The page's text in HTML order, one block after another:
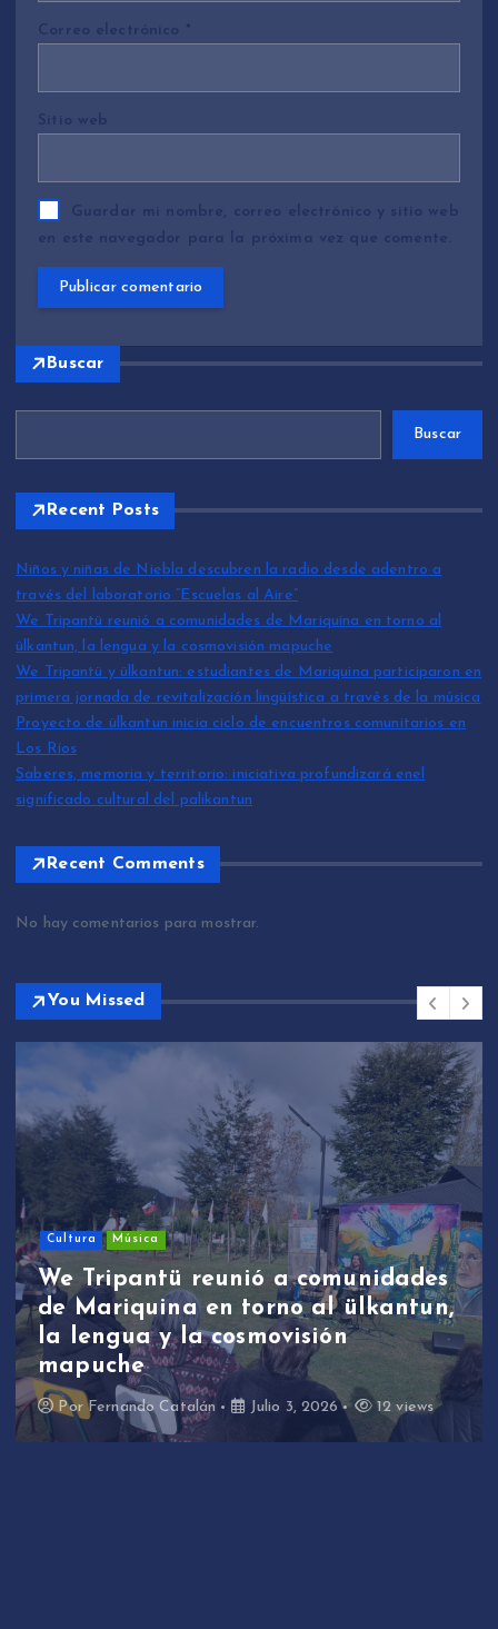
Correo electrónico *
Sitio web
Guardar mi nombre, correo electrónico y sitio web
en este navegador para la próxima vez que comente.
Buscar
Buscar
Recent Posts
Niños y niñas de Niebla descubren la radio desde adentro a
través del laboratorio “Escuelas al Aire”
We Tripantü reunió a comunidades de Mariquina en torno al
ülkantun, la lengua y la cosmovisión mapuche
We Tripantü y ülkantun: estudiantes de Mariquina participaron en
primera jornada de revitalización lingüística a través de la música
Proyecto de ülkantun inicia ciclo de encuentros comunitarios en
Los Ríos
Saberes, memoria y territorio: iniciativa profundizará enel
significado cultural del palikantun
Recent Comments
No hay comentarios para mostrar.
You Missed
Cultura Música
We Tripantü reunió a comunidades
de Mariquina en torno al ülkantun,
la lengua y la cosmovisión
mapuche
PorFernando Catalán Julio 3, 2026 12 views